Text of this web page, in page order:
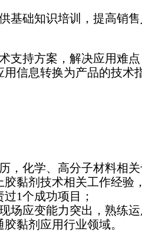
基础知识培训，提高销
支持方案，解决应用难
用信息转换为产品的技
，化学、高分子材料相
胶黏剂技术相关工作经验
1个成功项目；
场应变能力突出，熟练
黏剂应用行业领域。